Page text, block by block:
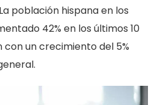
población hispana en los
42% en los últimos 10
un crecimiento del 5%